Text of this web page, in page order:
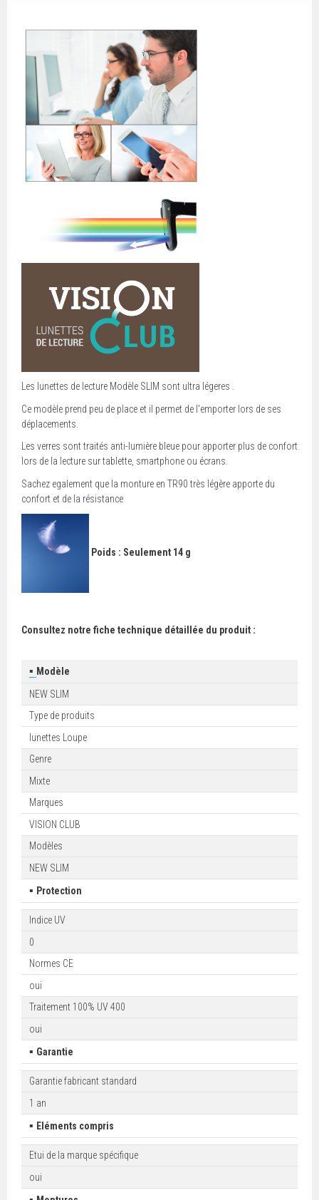
Les lunettes de lecture Modèle SLIM sont ultra légeres .
Ce modèle prend peu de place et il permet de l'emporter lors de ses
déplacements.
Les verres sont traités anti-lumière bleue pour apporter plus de confort
lors de la lecture sur tablette, smartphone ou écrans.
Sachez egalement que la monture en TR90 très légère apporte du
confort et de la résistance
Poids : Seulement 14 g
Consultez notre fiche technique détaillée du produit :
▪ Modèle
NEW SLIM
Type de produits
lunettes Loupe
Genre
Mixte
Marques
VISION CLUB
Modèles
NEW SLIM
▪ Protection
Indice UV
0
Normes CE
oui
Traitement 100% UV 400
oui
▪ Garantie
Garantie fabricant standard
1 an
▪ Eléments compris
Etui de la marque spécifique
oui